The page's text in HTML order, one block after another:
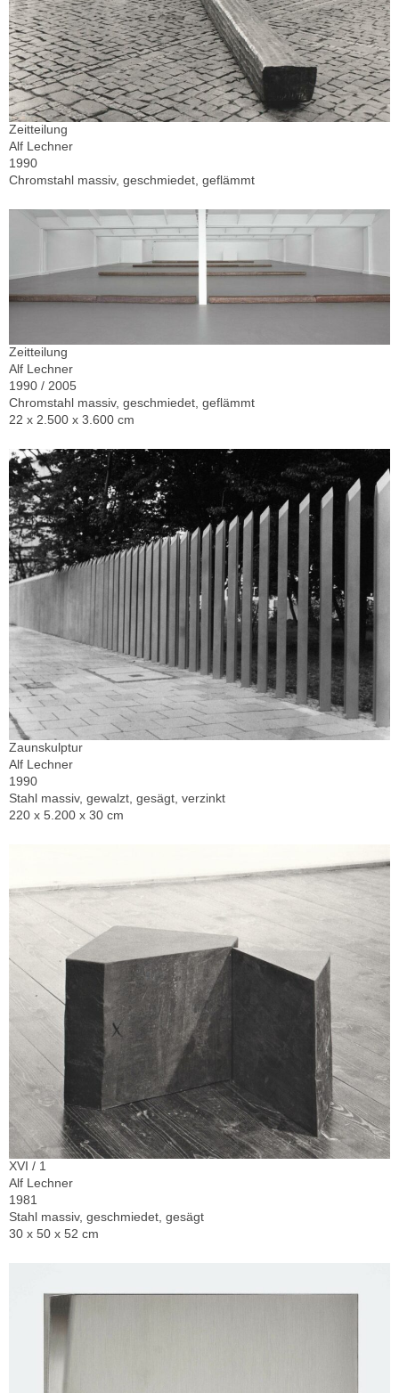
Zeitteilung
Alf Lechner
1990
Chromstahl massiv, geschmiedet, geflämmt
Zeitteilung
Alf Lechner
1990 / 2005
Chromstahl massiv, geschmiedet, geflämmt
22 x 2.500 x 3.600 cm
Zaunskulptur
Alf Lechner
1990
Stahl massiv, gewalzt, gesägt, verzinkt
220 x 5.200 x 30 cm
XVI / 1
Alf Lechner
1981
Stahl massiv, geschmiedet, gesägt
30 x 50 x 52 cm